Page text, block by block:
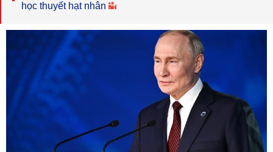
học thuyết hạt nhân